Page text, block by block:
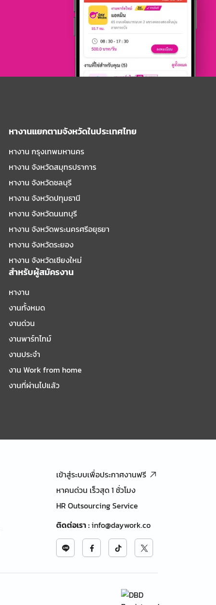
หางานแยกตามจังหวัดในประเทศไทย
หางาน กรุงเทพมหานคร
หางาน จังหวัดสมุทรปราการ
หางาน จังหวัดชลบุรี
หางาน จังหวัดปทุมธานี
หางาน จังหวัดนนทบุรี
หางาน จังหวัดพระนครศรีอยุธยา
หางาน จังหวัดระยอง
หางาน จังหวัดเชียงใหม่
สำหรับผู้สมัครงาน
หางาน
งานทั้งหมด
งานด่วน
งานพาร์ทไทม์
งานประจำ
งาน Work from home
งานที่ผ่านไปแล้ว
เข้าสู่ระบบเพื่อประกาศงานฟรี
หาคนด่วน เร็วสุด 1 ชั่วโมง
HR Outsourcing Service
ติดต่อเรา:info@daywork.co